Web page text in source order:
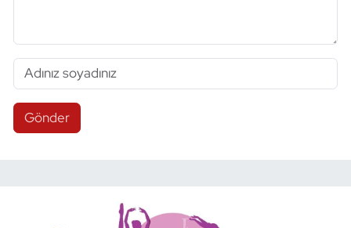
Gönder